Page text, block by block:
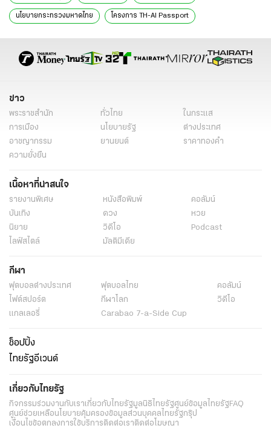
นโยบายกระทรวงมหาดไทย โครงการ TH-AI Passport
ข่าวหน้า1
ข่าว
พระราชสำนัก ทั่วไทย
ในกระแส
การเมือง
นโยบายรัฐ
ต่างประเทศ
อาชญากรรม
ยานยนต์
ราคาทองคำ
ความยั่งยืน
เนื้อหาที่น่าสนใจ
รายงานพิเศษ หนังสือพิมพ์
คอลัมน์
บันเทิง
ดวง
หวย
นิยาย
วิดีโอ
Podcast
ไลฟ์สไตล์
มัลติมีเดีย
กีฬา
ฟุตบอลต่่างประเทศ ฟุตบอลไทย
คอลัมน์
ไฟต์สปอร์ต
กีฬาโลก
วิดีโอ
แกลเลอรี่
Carabao 7-a-Side Cup
ช็อปปิ้ง
ไทยรัฐอีเวนต์
เกี่ยวกับไทยรัฐ
กิจกรรมร่วมงานกับเราเกี่ยวกับไทยรัฐมูลนิธิไทยรัฐศูนย์ข้อมูลไทยรัฐFAQ
ศูนย์ช่วยเหลือนโยบายคุ้มครองข้อมูลส่วนบุคคลไทยรัฐกรุ๊ป
เงื่อนไขข้อตกลงการใช้บริการติดต่อเราติดต่อโฆษณา